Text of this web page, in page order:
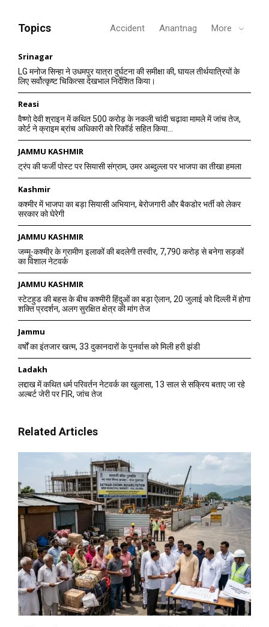
Topics Accident Anantnag More
Srinagar
LG मनोज सिन्हा ने उधमपुर यात्रा दुर्घटना की समीक्षा की, घायल तीर्थयात्रियों के
लिए सर्वोत्कृष्ट चिकित्सा देखभाल निर्देशित किया।
Reasi
वैष्णो देवी श्राइन में कथित 500 करोड़ के नकली चांदी चढ़ावा मामले में जांच तेज,
कोर्ट ने क्राइम ब्रांच अधिकारी को रिकॉर्ड सहित किया...
JAMMU KASHMIR
ट्रंप की फर्जी पोस्ट पर सियासी संग्राम, उमर अब्दुल्ला पर भाजपा का तीखा हमला
Kashmir
कश्मीर में भाजपा का बड़ा सियासी अभियान, बेरोजगारी और बैकडोर भर्ती को लेकर
सरकार को घेरेगी
JAMMU KASHMIR
जम्मू-कश्मीर के ग्रामीण इलाकों की बदलेगी तस्वीर, 7,790 करोड़ से बनेगा सड़कों
का विशाल नेटवर्क
JAMMU KASHMIR
स्टेटहुड की बहस के बीच कश्मीरी हिंदुओं का बड़ा ऐलान, 20 जुलाई को दिल्ली में होगा
शक्ति प्रदर्शन, अलग सुरक्षित क्षेत्र की मांग तेज
Jammu
वर्षों का इंतजार खत्म, 33 दुकानदारों के पुनर्वास को मिली हरी झंडी
Ladakh
लद्दाख में कथित धर्म परिवर्तन नेटवर्क का खुलासा, 13 साल से सक्रिय बताए जा रहे
अल्बर्ट जेरी पर FIR, जांच तेज
Related Articles